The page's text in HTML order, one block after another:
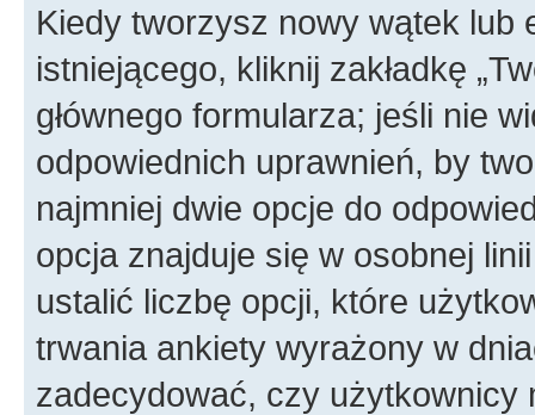
Kiedy tworzysz nowy wątek lub
istniejącego, kliknij zakładkę
głównego formularza; jeśli nie
odpowiednich uprawnień, by
najmniej dwie opcje do
opcja znajduje się w osobnej
ustalić liczbę opcji, które
trwania ankiety wyrażony w
zadecydować, czy użytkownicy